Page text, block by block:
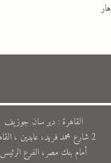
القاهرة : دير سان جوزيف
2 شارع محمد فريد، عابدين ، القاهرة
أمام بنك مصر، الفرع الرئيس